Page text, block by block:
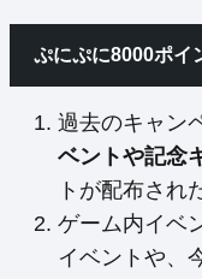
ぷにぷに8000ポイ
過去のキャン
ベントや記念
トが配布され
ゲーム内イベ
イベントや、